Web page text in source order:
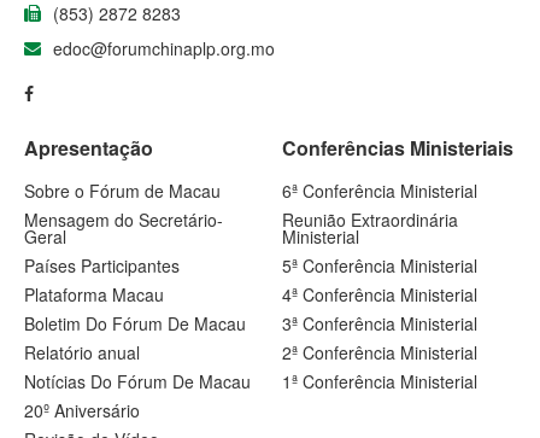
(853) 2872 8283
edoc@forumchinaplp.org.mo
Apresentação
Sobre o Fórum de Macau
Mensagem do Secretário-
Geral
Países Participantes
Plataforma Macau
Boletim Do Fórum De Macau
Relatório anual
Notícias Do Fórum De Macau
20º Aniversário
Conferências Ministeriais
6ª Conferência Ministerial
Reunião Extraordinária
Ministerial
5ª Conferência Ministerial
4ª Conferência Ministerial
3ª Conferência Ministerial
2ª Conferência Ministerial
1ª Conferência Ministerial